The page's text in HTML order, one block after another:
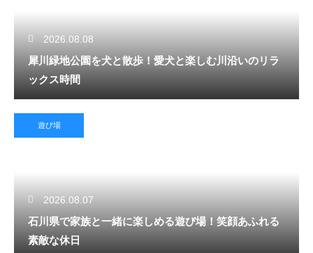
2026.08.08
犀川緑地公園を犬と散歩！愛犬と楽しむ川沿いのリラ
ックス時間
遊び場
2026.08.07
石川県で家族と一緒に楽しめる遊び場！笑顔あふれる
素敵な休日